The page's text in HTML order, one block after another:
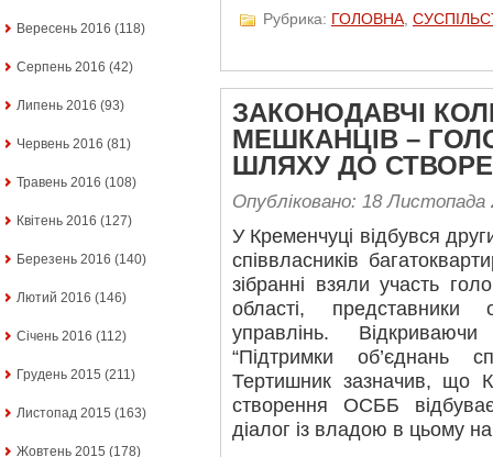
Вересень 2016 (118)
Серпень 2016 (42)
Липень 2016 (93)
Червень 2016 (81)
Травень 2016 (108)
Квітень 2016 (127)
Березень 2016 (140)
Лютий 2016 (146)
Січень 2016 (112)
Грудень 2015 (211)
Листопад 2015 (163)
Жовтень 2015 (178)
Рубрика: ГОЛОВНА
ЗАКОНОДАВЧІ
МЕШКАНЦІВ –
ШЛЯХУ ДО
Опубліковано: 18 Листопада
У Кременчуці відбувся
співвласників
зібранні взяли участь
області, представники
управлінь.
“Підтримки об’єднань
Тертишник зазначив, що
створення ОСББ
діалог із владою в цьому